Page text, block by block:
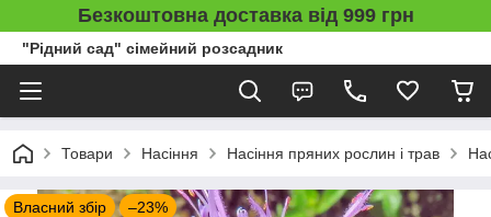
Безкоштовна доставка від 999 грн
"Рідний сад" сімейний розсадник
Товари Насіння Насіння пряних рослин і трав
Власний збір –23%